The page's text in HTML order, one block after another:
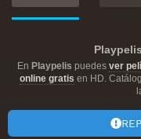
En Playpelis puedes ver
online gratis en HD.